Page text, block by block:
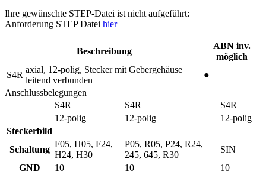
Ihre gewünschte STEP-Datei ist nicht aufgeführt:
Anforderung STEP Datei hier
Beschreibung
ABN inv.
möglich
S4R
axial, 12-polig, Stecker mit Gebergehäuse
leitend verbunden
●
Anschlussbelegungen
S4R
S4R
S4R
12-polig
12-polig
12-polig
Steckerbild
Schaltung
F05, H05, F24,
H24, H30
P05, R05, P24, R24,
245, 645, R30
SIN
GND
10 10
10